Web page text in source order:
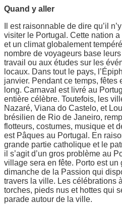
Quand y aller
Il est raisonnable de dire qu’il
visiter le Portugal. Cette nation
et un climat globalement
nombre de voyageurs base
travail ou aux études sur les
locaux. Dans tout le pays,
janvier. Pendant ce temps, fêtes
long. Carnaval est livré au
entière célèbre. Toutefois, les
Nazaré, Viana do Castelo, et
brésilien de Rio de Janeiro,
flotteurs, costumes, musique et
est Pâques au Portugal. En
grande partie catholique et le
il s’agit d’un gros problème au
village sera en fête. Porto est un
dimanche de la Passion qui
travers la ville. Les célébrations
torches, pieds nus et hottes qui
parade autour de la ville.